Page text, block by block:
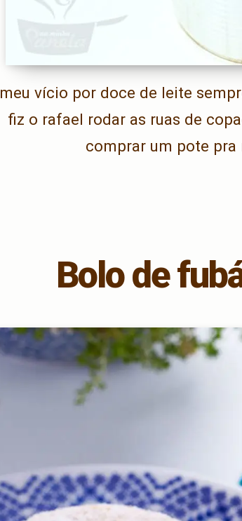
meu vício por doce de leite
fiz o rafael rodar as ruas de
comprar um pote
Bolo de